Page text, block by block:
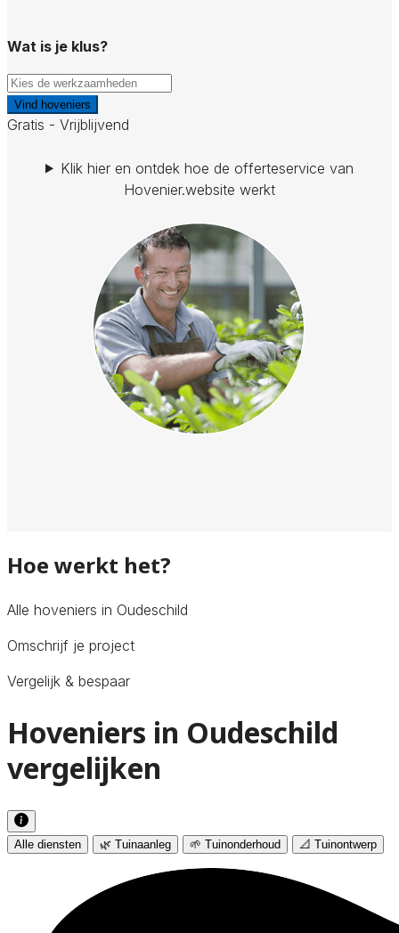
Wat is je klus?
Vind hoveniers
Gratis - Vrijblijvend
Klik hier en ontdek hoe de offerteservice van
Hovenier.website werkt
Hoe werkt het?
Alle hoveniers in Oudeschild
Omschrijf je project
Vergelijk & bespaar
Hoveniers in Oudeschild
vergelijken
Alle diensten 🌿 Tuinaanleg 🌱 Tuinonderhoud 📐 Tuinontwerp